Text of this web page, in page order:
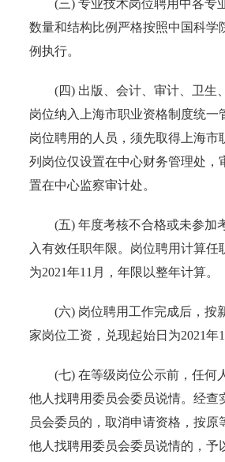
(三) 专业技术岗位聘用中各专
数量和结构比例严格按照中国科学
例执行。
(四) 出版、会计、审计、卫生
岗位纳入上海市职业资格制度统一
岗位聘用的人员，须先取得上海市
列岗位仅设置在中心财务管理处，
置在中心监察审计处。
(五) 年度考核不合格或未参加
入有效任职年限。岗位聘用计算任
为2021年11月，年限以整年计算。
(六) 岗位聘用工作完成后，按
家岗位工资，兑现起始日为2021年
(七) 在等级岗位公示前，任何
他人找聘用委员会委员说情。经查
员会委员的，取消申请资格，按原
他人找聘用委员会委员说情的，予